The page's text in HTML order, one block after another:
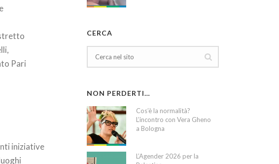
Pari
iniziative
CERCA
NON PERDERTI…
Cos’è la normalità?
L’incontro con Vera Gheno
a Bologna
L’Agender 2026 per la